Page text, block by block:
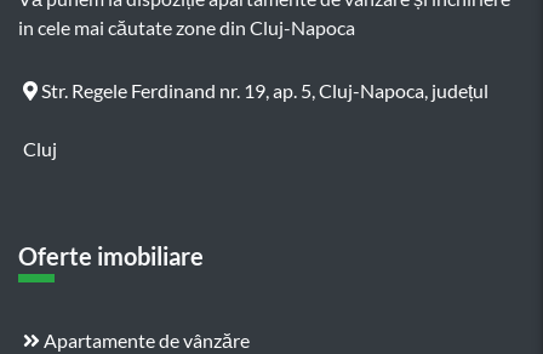
in cele mai căutate zone din Cluj-Napoca
Str. Regele Ferdinand nr. 19, ap. 5, Cluj-Napoca, județul
Cluj
Oferte imobiliare
Apartamente de vânzăre